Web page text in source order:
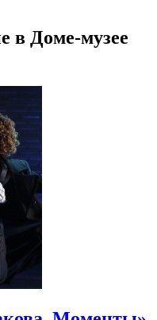
в Доме-музее